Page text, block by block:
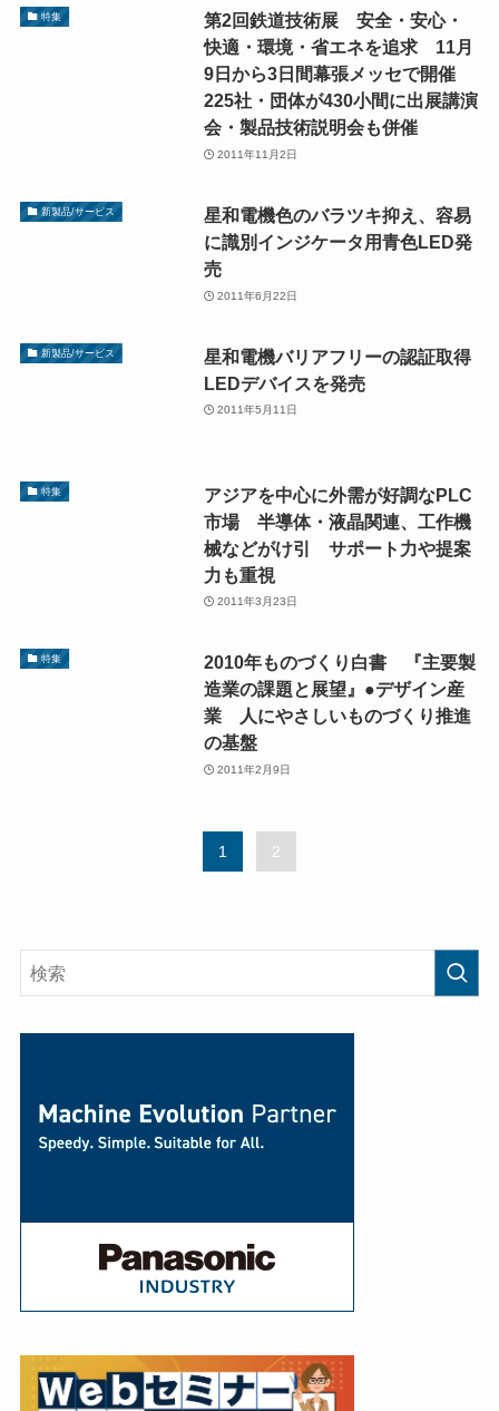
特集
第2回鉄道技術展 安全・安心・
快適・環境・省エネを追求 11月
9日から3日間幕張メッセで開催
225社・団体が430小間に出展講演
会・製品技術説明会も併催
2011年11月2日
新製品/サービス
星和電機色のバラツキ抑え、容易
に識別インジケータ用青色LED発
売
2011年6月22日
新製品/サービス
星和電機バリアフリーの認証取得
LEDデバイスを発売
2011年5月11日
特集
アジアを中心に外需が好調なPLC
市場 半導体・液晶関連、工作機
械などがけ引 サポート力や提案
力も重視
2011年3月23日
特集
2010年ものづくり白書 『主要製
造業の課題と展望』●デザイン産
業 人にやさしいものづくり推進
の基盤
2011年2月9日
1 2